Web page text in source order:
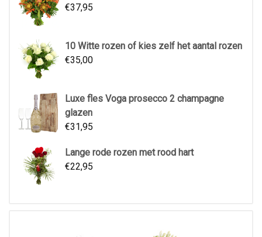
€37,95
10 Witte rozen of kies zelf het aantal rozen
€35,00
Luxe fles Voga prosecco 2 champagne
glazen
€31,95
Lange rode rozen met rood hart
€22,95